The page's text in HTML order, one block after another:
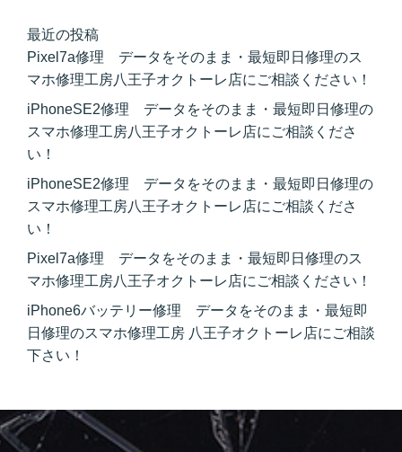
最近の投稿
Pixel7a修理 データをそのまま・最短即日修理のス
マホ修理工房八王子オクトーレ店にご相談ください！
iPhoneSE2修理 データをそのまま・最短即日修理の
スマホ修理工房八王子オクトーレ店にご相談くださ
い！
iPhoneSE2修理 データをそのまま・最短即日修理の
スマホ修理工房八王子オクトーレ店にご相談くださ
い！
Pixel7a修理 データをそのまま・最短即日修理のス
マホ修理工房八王子オクトーレ店にご相談ください！
iPhone6バッテリー修理 データをそのまま・最短即
日修理のスマホ修理工房 八王子オクトーレ店にご相談
下さい！